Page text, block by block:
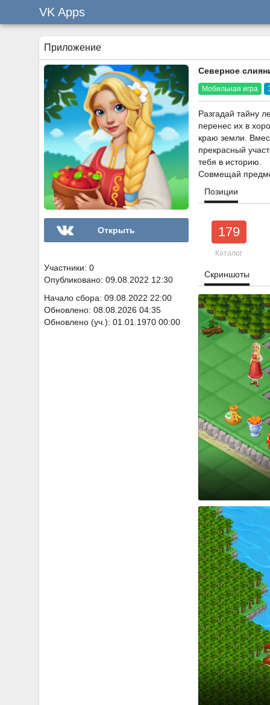
VK Apps
Приложение
Открыть
Участники: 0
Опубликовано: 09.08.2022 12:30
Начало сбора: 09.08.2022 22:00
Обновлено: 08.08.2026 04:35
Обновлено (уч.): 01.01.1970 00:00
Северное
Мобильная игра
Разгадай тайну
перенес их в
краю земли.
прекрасный
тебя в историю.
Совмещай
Позиции
179
Каталог
Скриншоты